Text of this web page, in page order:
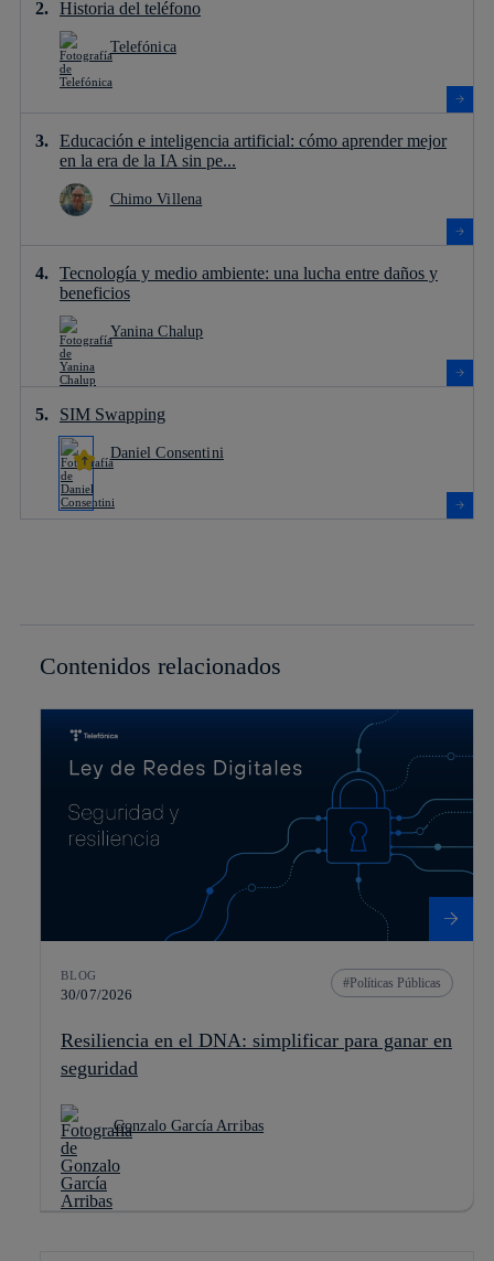
Historia del teléfono
Telefónica
Educación e inteligencia artificial: cómo aprender mejor
en la era de la IA sin pe...
Chimo Villena
Tecnología y medio ambiente: una lucha entre daños y
beneficios
Yanina Chalup
SIM Swapping
Daniel Consentini
Contenidos relacionados
BLOG
30/07/2026
Políticas Públicas
Resiliencia en el DNA: simplificar para ganar en
seguridad
Gonzalo García Arribas